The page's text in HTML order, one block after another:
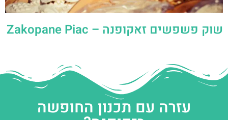
שוק פשפשים זאקופנה – Zakopane Piac
עזרה עם תכנון החופשה